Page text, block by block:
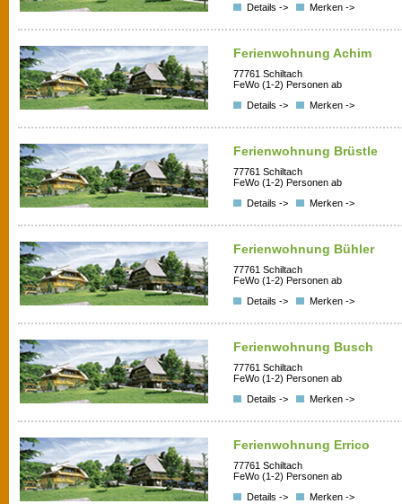
Details ->
Merken ->
Ferienwohnung Achim
77761 Schiltach
FeWo (1-2) Personen ab
Details ->
Merken ->
Ferienwohnung Brüstle
77761 Schiltach
FeWo (1-2) Personen ab
Details ->
Merken ->
Ferienwohnung Bühler
77761 Schiltach
FeWo (1-2) Personen ab
Details ->
Merken ->
Ferienwohnung Busch
77761 Schiltach
FeWo (1-2) Personen ab
Details ->
Merken ->
Ferienwohnung Errico
77761 Schiltach
FeWo (1-2) Personen ab
Details ->
Merken ->